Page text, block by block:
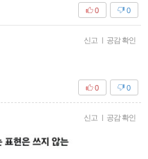
0
0
신고 | 공감 확인
0
0
신고 | 공감 확인